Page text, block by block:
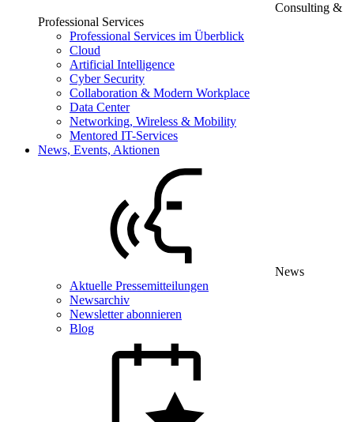
Consulting &
Professional Services
Professional Services im Überblick
Cloud
Artificial Intelligence
Cyber Security
Collaboration & Modern Workplace
Data Center
Networking, Wireless & Mobility
Mentored IT-Services
News, Events, Aktionen
News
Aktuelle Pressemitteilungen
Newsarchiv
Newsletter abonnieren
Blog